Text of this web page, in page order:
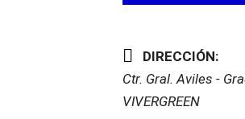
DIRECCIÓN:
Ctr. Gral. Aviles -
VIVERGREEN